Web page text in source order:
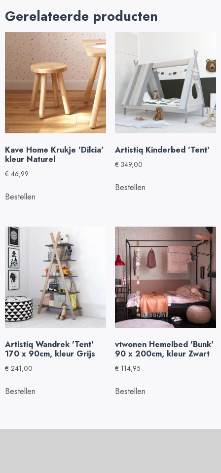
Gerelateerde producten
Kave Home Krukje 'Dilcia'
kleur Naturel
€ 46,99
Bestellen
Artistiq Kinderbed 'Tent'
€ 349,00
Bestellen
Artistiq Wandrek 'Tent'
170 x 90cm, kleur Grijs
€ 241,00
Bestellen
vtwonen Hemelbed 'Bunk'
90 x 200cm, kleur Zwart
€ 114,95
Bestellen